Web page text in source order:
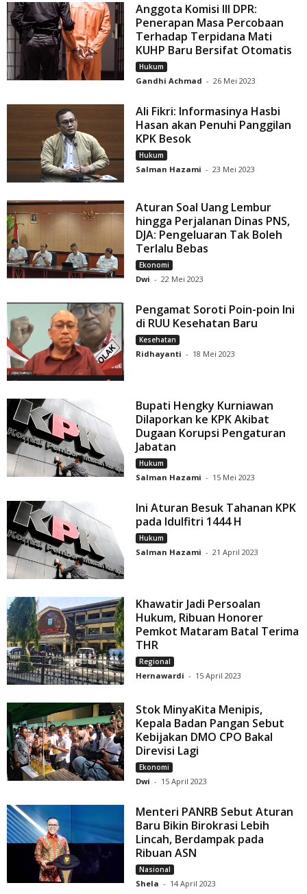
Anggota Komisi III DPR:
Penerapan Masa Percobaan
Terhadap Terpidana Mati
KUHP Baru Bersifat Otomatis
Hukum
Gandhi Achmad - 26 Mei 2023
Ali Fikri: Informasinya Hasbi
Hasan akan Penuhi Panggilan
KPK Besok
Hukum
Salman Hazami - 23 Mei 2023
Aturan Soal Uang Lembur
hingga Perjalanan Dinas PNS,
DJA: Pengeluaran Tak Boleh
Terlalu Bebas
Ekonomi
Dwi - 22 Mei 2023
Pengamat Soroti Poin-poin Ini
di RUU Kesehatan Baru
Kesehatan
Ridhayanti - 18 Mei 2023
Bupati Hengky Kurniawan
Dilaporkan ke KPK Akibat
Dugaan Korupsi Pengaturan
Jabatan
Hukum
Salman Hazami - 15 Mei 2023
Ini Aturan Besuk Tahanan KPK
pada Idulfitri 1444 H
Hukum
Salman Hazami - 21 April 2023
Khawatir Jadi Persoalan
Hukum, Ribuan Honorer
Pemkot Mataram Batal Terima
THR
Regional
Hernawardi - 15 April 2023
Stok MinyaKita Menipis,
Kepala Badan Pangan Sebut
Kebijakan DMO CPO Bakal
Direvisi Lagi
Ekonomi
Dwi - 15 April 2023
Menteri PANRB Sebut Aturan
Baru Bikin Birokrasi Lebih
Lincah, Berdampak pada
Ribuan ASN
Nasional
Shela - 14 April 2023